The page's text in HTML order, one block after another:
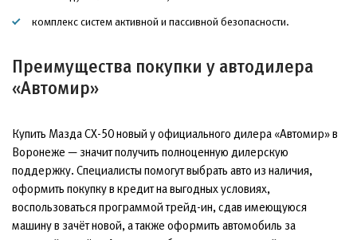
комплекс систем активной и пассивной безопасности.
Преимущества покупки у автодилера
«Автомир»
Купить Мазда СХ-50 новый у официального дилера «Автомир» в
Воронеже — значит получить полноценную дилерскую
поддержку. Специалисты помогут выбрать авто из наличия,
оформить покупку в кредит на выгодных условиях,
воспользоваться программой трейд-ин, сдав имеющуюся
машину в зачёт новой, а также оформить автомобиль за